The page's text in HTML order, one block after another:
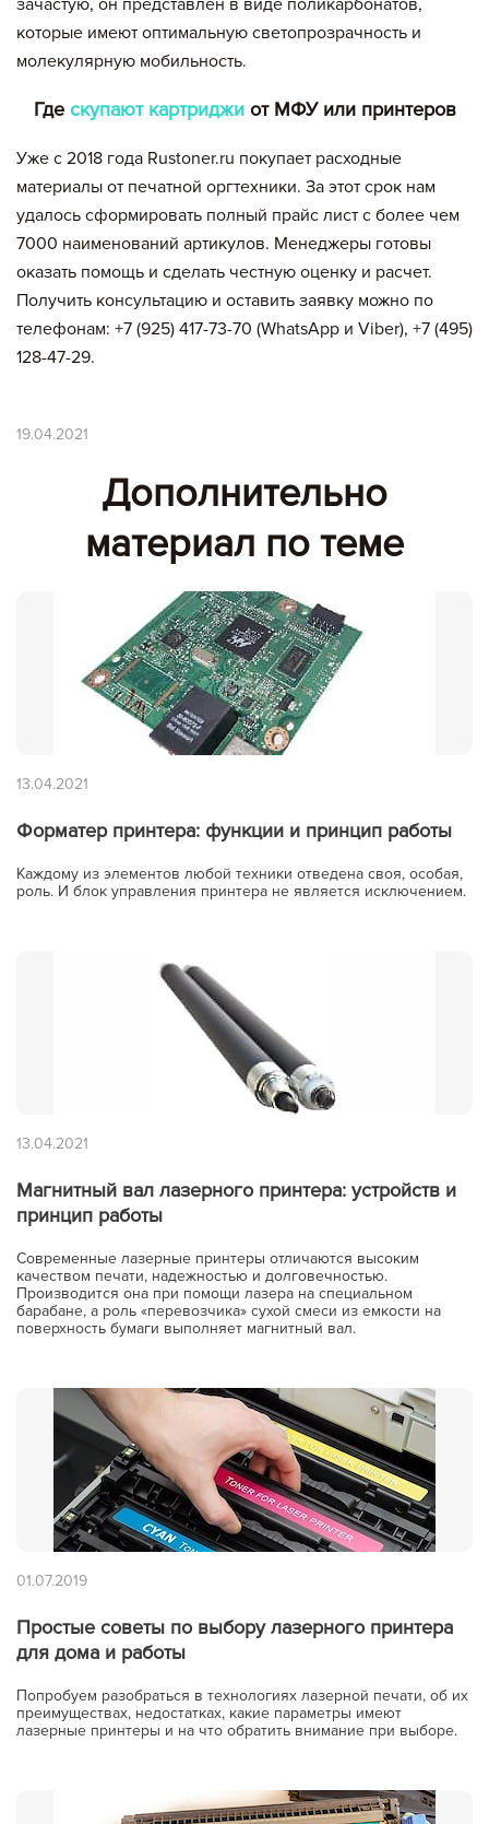
которые имеют оптимальную светопрозрачность и
молекулярную мобильность.
Где скупают картриджиот МФУ или принтеров
Уже с 2018 года Rustoner.ru покупает расходные
материалы от печатной оргтехники. За этот срок нам
удалось сформировать полный прайс лист с более чем
7000 наименований артикулов. Менеджеры готовы
оказать помощь и сделать честную оценку и расчет.
Получить консультацию и оставить заявку можно по
телефонам: +7 (925) 417-73-70 (WhatsApp и Viber), +7 (495)
128-47-29.
19.04.2021
Дополнительно
материал по теме
13.04.2021
Форматер принтера: функции и принцип работы
Каждому из элементов любой техники отведена своя, особая,
роль. И блок управления принтера не является исключением.
13.04.2021
Магнитный вал лазерного принтера: устройств и
принцип работы
Современные лазерные принтеры отличаются высоким
качеством печати, надежностью и долговечностью.
Производится она при помощи лазера на специальном
барабане, а роль «перевозчика» сухой смеси из емкости на
поверхность бумаги выполняет магнитный вал.
01.07.2019
Простые советы по выбору лазерного принтера
для дома и работы
Попробуем разобраться в технологиях лазерной печати, об их
преимуществах, недостатках, какие параметры имеют
лазерные принтеры и на что обратить внимание при выборе.
Артикул
Цена,
руб
Кол-во
Сумма,
картриджей на сумму:
null руб.
Оформление заявки
Сохранить и продолжить работу с прайс-листом